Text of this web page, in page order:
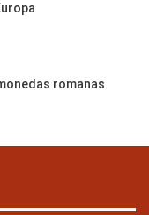
romanas